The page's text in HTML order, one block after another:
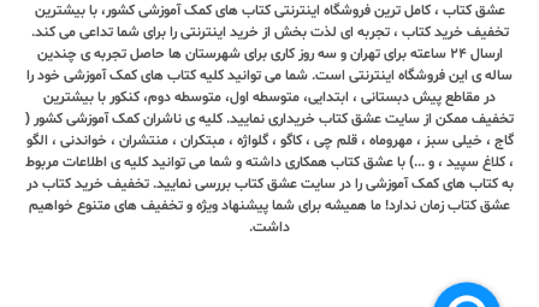
عشق کتاب ، کامل ترین فروشگاه اینترنتی کتاب های کمک آموزشی کشور، با بیشترین
تخفیف خرید کتاب ، تجربه ای لذت بخش از خرید اینترنتی را برای شما تداعی می کند.
ارسال ٢٤ ساعته برای تهران و سه روز کاری برای شهرستان ها حاصل تجربه ی چندین
ساله ی این فروشگاه اینترنتی است. شما می توانید کلیه کتاب های کمک آموزشی خود را
در مقاطع پیش دبستانی ، ابتدایی، متوسطه اول، متوسطه دوم، کنکور با بیشترین
تخفیف ممکن از سایت عشق کتاب خریداری نمایید. کلیه ی ناشران کمک آموزشی کشور (
گاج ، خیلی سبز ، مهروماه ، قلم چی ، کاگو ، گلواژه ، مبتکران ، منتشران ، خواندنی ، الگو
، کلاغ سپید ، و ...) با عشق کتاب همکاری داشته و شما می توانید کلیه ی اطلاعات مربوط
به کتاب های کمک آموزشی را در سایت عشق کتاب بررسی نمایید. تخفیف خرید کتاب در
عشق کتاب زمان ندارد! ما همیشه برای شما پیشنهاد ویژه و تخفیف های متنوع خواهیم
داشت.